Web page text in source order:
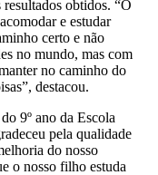
resultados obtidos. “O
e estudar
certo e não
no mundo, mas com
no caminho do
destacou.
9º ano da Escola
pela qualidade
do nosso
o nosso filho estuda